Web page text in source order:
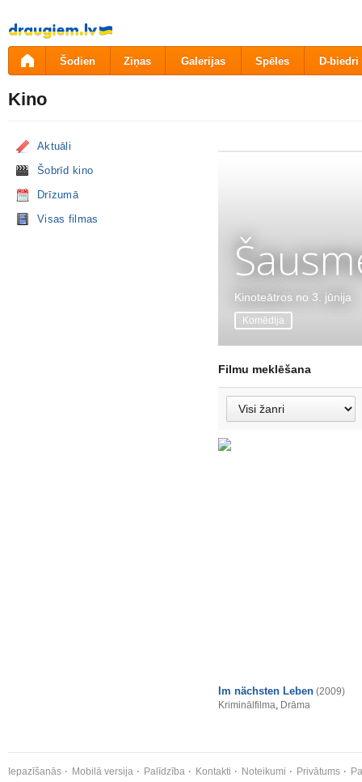
Pāriet
uz
saturu
Šodien Ziņas Galerijas Spēles D-biedri
Kino
Aktuāli
Šobrīd kino
Drīzumā
Visas filmas
Kinoteātros no 3. jūnija
Komēdija
Filmu meklēšana
Im nächsten Leben (2009)
Kriminālfilma, Drāma
Iepazīšanās Mobilā versija Palīdzība Kontakti Noteikumi Privātums